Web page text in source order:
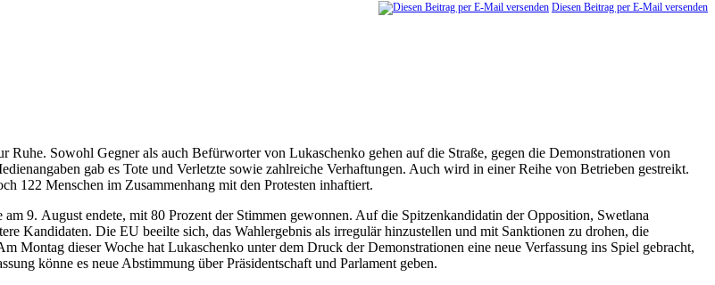
Diesen Beitrag per E-Mail versenden
Sowohl Gegner als auch Befürworter von Lukaschenko gehen auf die Straße, gegen die Demonstrationen von
gab es Tote und Verletzte sowie zahlreiche Verhaftungen. Auch wird in einer Reihe von Betrieben gestreikt.
122 Menschen im Zusammenhang mit den Protesten inhaftiert.
9. August endete, mit 80 Prozent der Stimmen gewonnen. Auf die Spitzenkandidatin der Opposition, Swetlana
Kandidaten. Die EU beeilte sich, das Wahlergebnis als irregulär hinzustellen und mit Sanktionen zu drohen, die
Montag dieser Woche hat Lukaschenko unter dem Druck der Demonstrationen eine neue Verfassung ins Spiel gebracht,
könne es neue Abstimmung über Präsidentschaft und Parlament geben.